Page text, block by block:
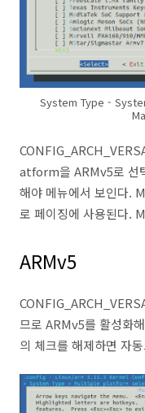
System Type -
atform을 ARMv5로 선
해야 메뉴에서 보인다.
로 페이징에 사용된다.
ARMv5
므로 ARMv5를 활성화
의 체크를 해제하면 자